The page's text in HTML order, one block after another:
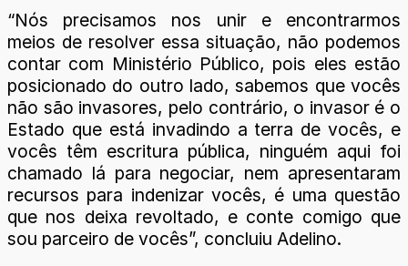
“Nós precisamos nos unir e encontrarmos
meios de resolver essa situação, não podemos
contar com Ministério Público, pois eles estão
posicionado do outro lado, sabemos que vocês
não são invasores, pelo contrário, o invasor é o
Estado que está invadindo a terra de vocês, e
vocês têm escritura pública, ninguém aqui foi
chamado lá para negociar, nem apresentaram
recursos para indenizar vocês, é uma questão
que nos deixa revoltado, e conte comigo que
sou parceiro de vocês”, concluiu Adelino.